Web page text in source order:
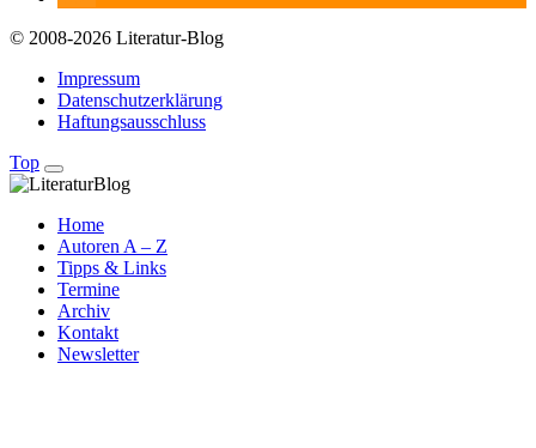
© 2008-2026 Literatur-Blog
Impressum
Datenschutzerklärung
Haftungsausschluss
Top
Home
Autoren A – Z
Tipps & Links
Termine
Archiv
Kontakt
Newsletter